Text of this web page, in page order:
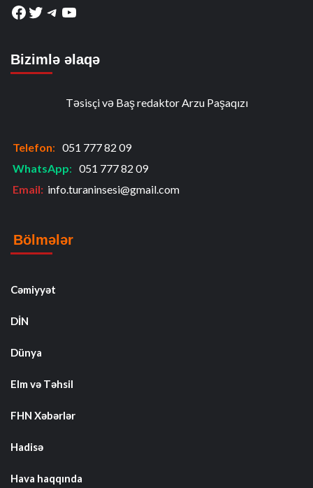
Facebook
Twitter
Telegram
YouTube
Bizimlə əlaqə
Təsisçi və Baş redaktor Arzu Paşaqızı
Telefon: 051 777 82 09
WhatsApp: 051 777 82 09
Email: info.turaninsesi@gmail.com
Bölmələr
Cəmiyyət
DİN
Dünya
Elm və Təhsil
FHN Xəbərlər
Hadisə
Hava haqqında